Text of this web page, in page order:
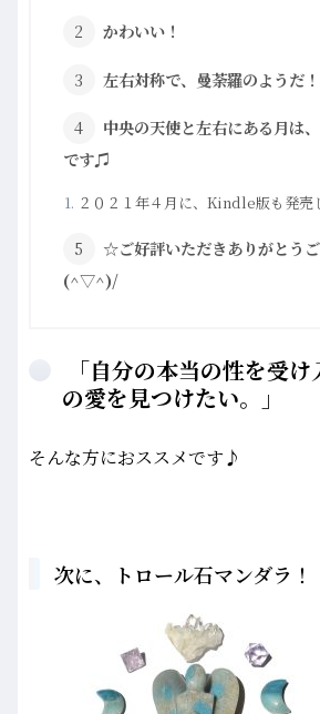
かわいい！
左右対称で、曼荼羅のようだ！
中央の天使と左右にある月は
です♫
２０２１年４月に、Kindle版も発
☆ご好評いただきありがとう
(^▽^)/
「自分の本当の性を受
の愛を見つけたい。」
そんな方におススメです♪
次に、トロール石マンダラ！